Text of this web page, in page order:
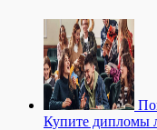
Купите дипломы